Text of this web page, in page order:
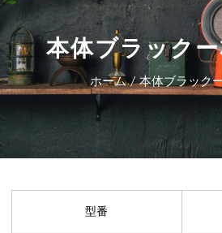
本体ブラック
ホーム/本体ブラック
型番